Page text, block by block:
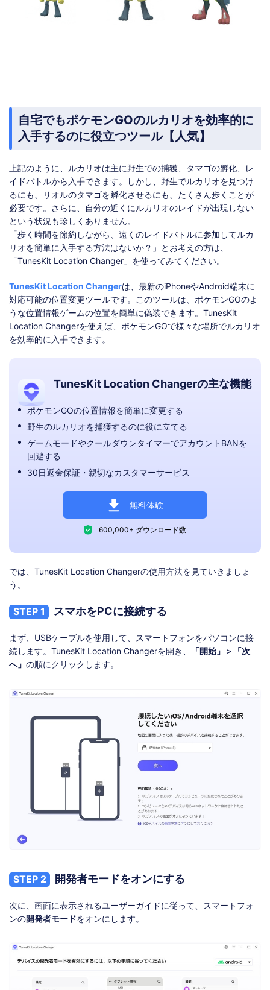
自宅でもポケモンGOのルカリオを効率的に
入手するのに役立つツール【人気】
上記のように、ルカリオは主に野生での捕獲、タマゴの孵化、レ
イドバトルから入手できます。しかし、野生でルカリオを見つけ
るにも、リオルのタマゴを孵化させるにも、たくさん歩くことが
必要です。さらに、自分の近くにルカリオのレイドが出現しない
という状況も珍しくありません。
「歩く時間を節約しながら、遠くのレイドバトルに参加してルカ
リオを簡単に入手する方法はないか？」とお考えの方は、
「TunesKit Location Changer」を使ってみてください。
TunesKit Location Changerは、最新のiPhoneやAndroid端末に
対応可能の位置変更ツールです。このツールは、ポケモンGOのよ
うな位置情報ゲームの位置を簡単に偽装できます。TunesKit
Location Changerを使えば、ポケモンGOで様々な場所でルカリオ
を効率的に入手できます。
TunesKit Location Changerの主な機能
ポケモンGOの位置情報を簡単に変更する
野生のルカリオを捕獲するのに役に立てる
ゲームモードやクールダウンタイマーでアカウントBANを
回避する
30日返金保証・親切なカスタマーサービス
無料体験
600,000+ ダウンロード数
では、TunesKit Location Changerの使用方法を見ていきましょ
う。
STEP 1 スマホをPCに接続する
まず、USBケーブルを使用して、スマートフォンをパソコンに接
続します。TunesKit Location Changerを開き、
「開始」＞「次
へ」 の順にクリックします。
STEP 2 開発者モードをオンにする
次に、画面に表示されるユーザーガイドに従って、スマートフォ
ンの開発者モードをオンにします。